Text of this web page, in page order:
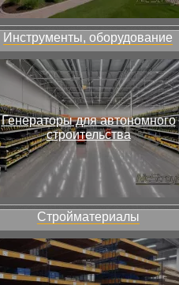
Инструменты, оборудование
Генераторы для автономного
строительства
Стройматериалы